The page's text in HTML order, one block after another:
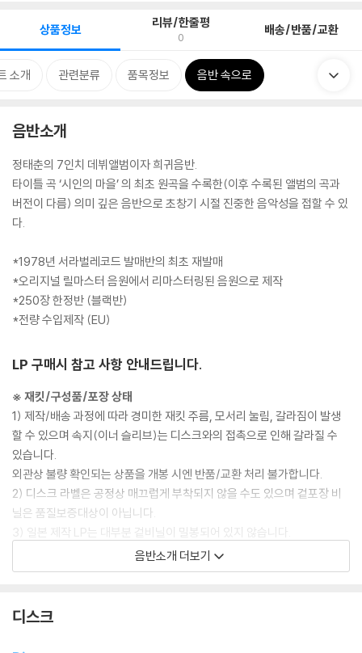
상품정보 리뷰/한줄평
0 배송/반품/교환
소개 관련분류 품목정보 음반 속으로
음반소개
정태춘의 7인치 데뷔앨범이자 희귀음반.
타이틀 곡 ‘시인의 마을’ 의 최초 원곡을 수록한(이후 수록된 앨범의 곡과
버전이 다름) 의미 깊은 음반으로 초창기 시절 진중한 음악성을 접할 수 있
다.
*1978년 서라벌레코드 발매반의 최초 재발매
*오리지널 릴마스터 음원에서 리마스터링된 음원으로 제작
*250장 한정반 (블랙반)
*전량 수입제작 (EU)
LP 구매시 참고 사항 안내드립니다.
※ 재킷/구성품/포장 상태
1) 제작/배송 과정에 따라 경미한 재킷 주름, 모서리 눌림, 갈라짐이 발생
할 수 있으며 속지(이너 슬리브)는 디스크와의 접촉으로 인해 갈라질 수
있습니다.
외관상 불량 확인되는 상품을 개봉 시엔 반품/교환 처리 불가합니다.
2) 디스크 라벨은 공정상 매끄럽게 부착되지 않을 수도 있으며 겉포장 비
닐은 품질보증대상이 아닙니다.
3) 일본 제작 LP는 대부분 겉비닐이 밀봉되어 있지 않습니다.
4) 디지털 다운로드 코드는 본사에서 공지 없이 증정 종료될 수 있습니다.
1) 침압 조절 기능이 없는 턴테이블을 사용하시는 경우, (주로 올인원 형태
모델) 다이내믹 사운드의 편차가 큰 트랙을 재생할 때 이상 현상이 발생할
수 있습니다.
음반소개 더보기
디스크